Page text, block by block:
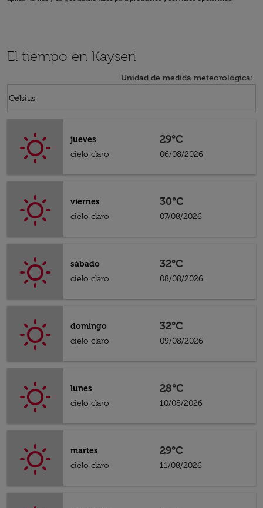
El tiempo en Kayseri
Unidad de medida meteorológica:
Celsius
keyboard_arrow_down
jueves
cielo claro
29°C
06/08/2026
viernes
cielo claro
30°C
07/08/2026
sábado
cielo claro
32°C
08/08/2026
domingo
cielo claro
32°C
09/08/2026
lunes
cielo claro
28°C
10/08/2026
martes
cielo claro
29°C
11/08/2026